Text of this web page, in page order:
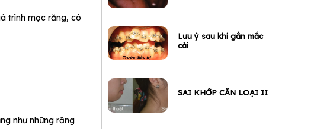
trình mọc răng, có
như những răng
Lưu ý sau khi gắn mắc
cài
SAI KHỚP CẮN LOẠI II